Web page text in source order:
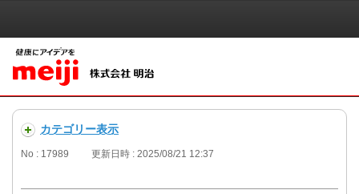
カテゴリー表示
No : 17989 更新日時 : 2025/08/21 12:37